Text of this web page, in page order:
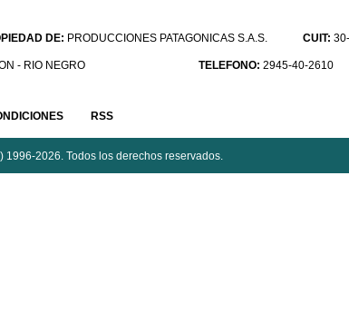
DE: PRODUCCIONES PATAGONICAS S.A.S. CUIT:
- RIO NEGRO TELEFONO: 2945-40-2610
RSS
1996-2026. Todos los derechos reservados.